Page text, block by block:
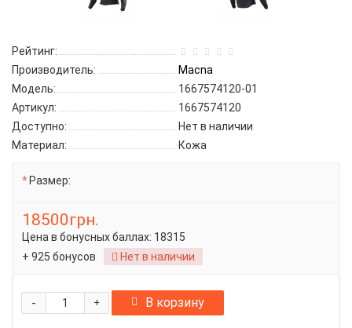
Рейтинг:
Производитель:
Macna
Модель:
1667574120-01
Артикул:
1667574120
Доступно:
Нет в наличии
Материал:
Кожа
Размер:
18500грн.
Цена в бонусных баллах: 18315
+ 925 бонусов
Нет в наличии
+
- В корзину